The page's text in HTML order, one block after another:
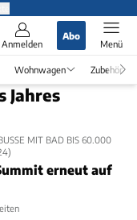
Anmelden
Abo
Menü
Wohnwagen Zubehör
Jahres
MIT BAD BIS 60.000
erneut auf